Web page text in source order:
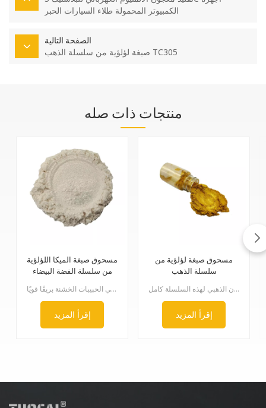
الكمبيوتر المحمولة طلاء السيارات الحبر
الصفحة التالية
صبغة لؤلؤية من سلسلة الذهب TC305
منتجات ذات صله
مسحوق صبغة الميكا اللؤلؤية
من سلسلة الفضة البيضاء
الخصائصتتميز منتجات سلسلة الفضة ببياضها الناصع وبريقها اللؤلؤي اللافت. وبحسب التركيب البلوري لثاني أكسيد التيتانيوم، تُقسم إلى نوعين: الروتيل والأناتاز، وتتميز منتجات سلسلة الروتيل بمقاومة أعلى للعوامل الجوية. وتتوفر هذه السلسلة من أصباغ اللؤلؤ بأحجام حبيبات متعددة، حيث تُضفي الحبيبات الدقيقة ملمسًا ناعمًا ومرنًا، بينما تُضفي الحبيبات الخشنة بريقًا قويًا.
إقرأ المزيد
مسحوق صبغة لؤلؤية من
سلسلة الذهب
سلسلة توكاي الذهبية مطلية بثاني أكسيد التيتانيوم وأكسيد الحديديك على سطح الميكا. تُنتج لمعانًا ذهبيًا بألوان متنوعة من خلال التحكم الدقيق في نسبة طلاء ثاني أكسيد التيتانيوم وأكسيد الحديديك. تتميز هذه السلسلة بأنها غير سامة وعديمة الطعم، وتتميز بمقاومة ممتازة لدرجات الحرارة العالية، ومقاومة الأحماض والقلويات، ومقاومة للضوء، وعدم التوصيل الكهربائي. كما أنها تحل مشكلة تغير لون مسحوق النحاس التقليدي في الظروف القاسية. اللون الذهبي لهذه السلسلة كامل.
إقرأ المزيد